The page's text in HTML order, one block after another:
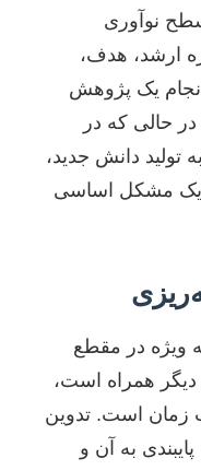
نوآوری
ارشد، هدف،
یک پژوهش
حالی که در
تولید دانش جدید،
یک مشکل اساسی
ویژه در مقطع
دیگر همراه است،
زمان است. تدوین
به آن و